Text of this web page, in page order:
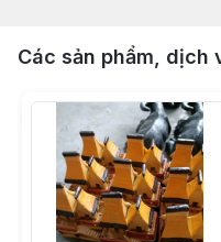
Các sản phẩm, dịch